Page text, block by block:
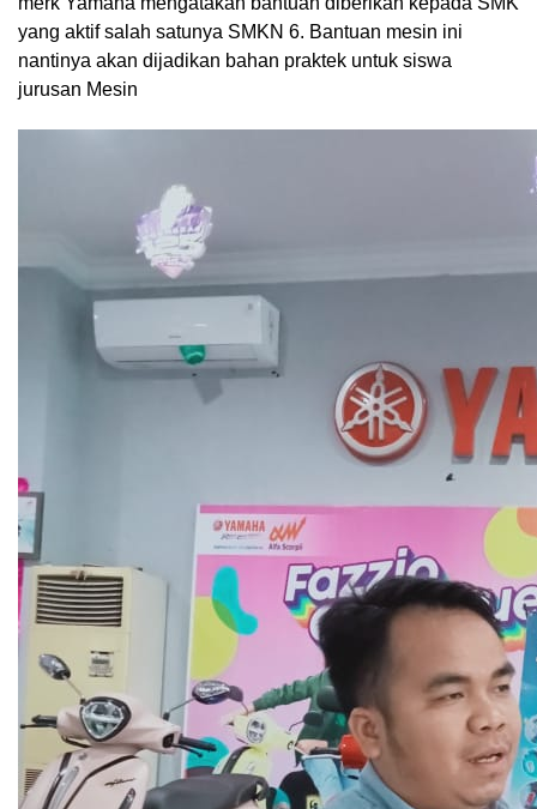
yang aktif salah satunya SMKN 6. Bantuan mesin ini
nantinya akan dijadikan bahan praktek untuk siswa
jurusan Mesin